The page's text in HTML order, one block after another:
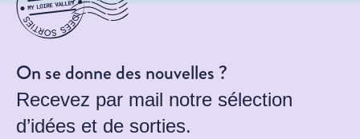
On se donne des nouvelles ?
Recevez par mail notre sélection
d’idées et de sorties.